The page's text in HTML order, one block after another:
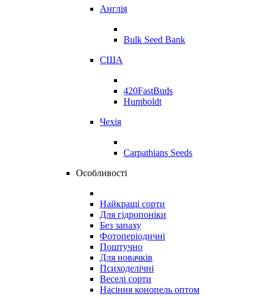
Англія
Bulk Seed Bank
США
420FastBuds
Humboldt
Чехія
Carpathians Seeds
Особливості
Найкращі сорти
Для гідропоніки
Без запаху
Фотоперіодичні
Поштучно
Для новачків
Психоделічні
Веселі сорти
Насіння конопель оптом